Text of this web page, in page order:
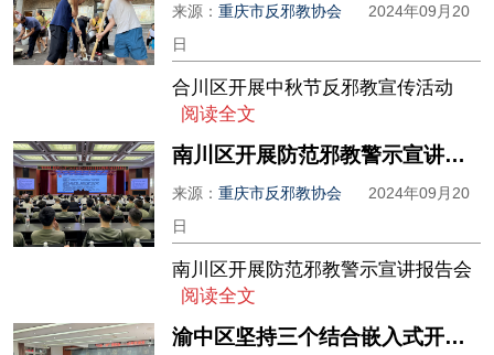
来源：重庆市反邪教协会
2024年09月20
日
合川区开展中秋节反邪教宣传活动
阅读全文
南川区开展防范邪教警示宣讲报告会
来源：重庆市反邪教协会
2024年09月20
日
南川区开展防范邪教警示宣讲报告会
阅读全文
渝中区坚持三个结合嵌入式开展反邪教警示宣传活动